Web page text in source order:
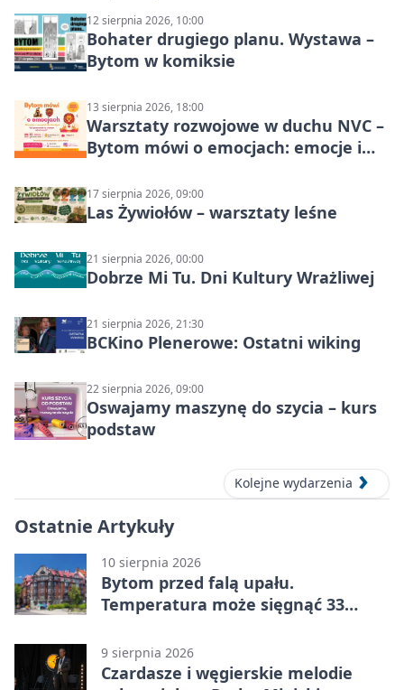
12 sierpnia 2026, 10:00
Bohater drugiego planu. Wystawa –
Bytom w komiksie
13 sierpnia 2026, 18:00
Warsztaty rozwojowe w duchu NVC –
Bytom mówi o emocjach: emocje i
17 sierpnia 2026, 09:00
Las Żywiołów – warsztaty leśne
21 sierpnia 2026, 00:00
Dobrze Mi Tu. Dni Kultury Wrażliwej
21 sierpnia 2026, 21:30
BCKino Plenerowe: Ostatni wiking
22 sierpnia 2026, 09:00
Oswajamy maszynę do szycia – kurs
podstaw
Kolejne wydarzenia
Ostatnie Artykuły
10 sierpnia 2026
Bytom przed falą upału.
Temperatura może sięgnąć 33
9 sierpnia 2026
Czardasze i węgierskie melodie